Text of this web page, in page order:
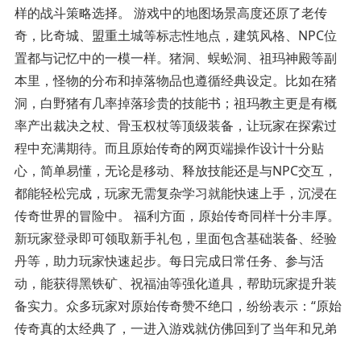
样的战斗策略选择。 游戏中的地图场景高度还原了老传
奇，比奇城、盟重土城等标志性地点，建筑风格、NPC位
置都与记忆中的一模一样。猪洞、蜈蚣洞、祖玛神殿等副
本里，怪物的分布和掉落物品也遵循经典设定。比如在猪
洞，白野猪有几率掉落珍贵的技能书；祖玛教主更是有概
率产出裁决之杖、骨玉权杖等顶级装备，让玩家在探索过
程中充满期待。而且原始传奇的网页端操作设计十分贴
心，简单易懂，无论是移动、释放技能还是与NPC交互，
都能轻松完成，玩家无需复杂学习就能快速上手，沉浸在
传奇世界的冒险中。 福利方面，原始传奇同样十分丰厚。
新玩家登录即可领取新手礼包，里面包含基础装备、经验
丹等，助力玩家快速起步。每日完成日常任务、参与活
动，能获得黑铁矿、祝福油等强化道具，帮助玩家提升装
备实力。众多玩家对原始传奇赞不绝口，纷纷表示：“原始
传奇真的太经典了，一进入游戏就仿佛回到了当年和兄弟